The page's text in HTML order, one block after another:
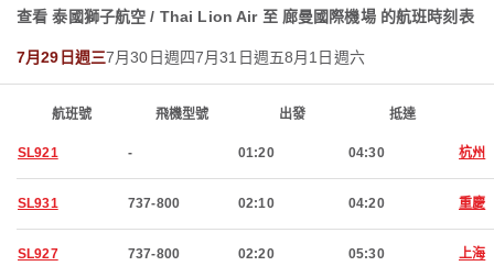
查看 泰國獅子航空 / Thai Lion Air 至 廊曼國際機場 的航班時刻表
7月29日週三7月30日週四7月31日週五8月1日週六
航班號 飛機型號 出發 抵達
SL921 - 01:20 04:30 杭州
SL931 737-800 02:10 04:20 重慶
SL927 737-800 02:20 05:30 上海